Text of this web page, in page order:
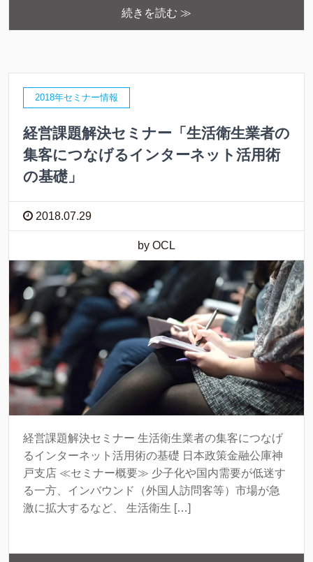
続きを読む ≫
2018年セミナー情報
経営課題解決セミナー「生活衛生業者の
集客につなげるインターネット活用術
の基礎」
2018.07.29
by OCL
経営課題解決セミナー 生活衛生業者の集客につなげ
るインターネット活用術の基礎 日本政策金融公庫神
戸支店 ≪セミナー概要≫ 少子化や国内需要が低迷す
る一方、インバウンド（外国人訪問客等）市場が急
激に拡大するなど、 生活衛生 […]